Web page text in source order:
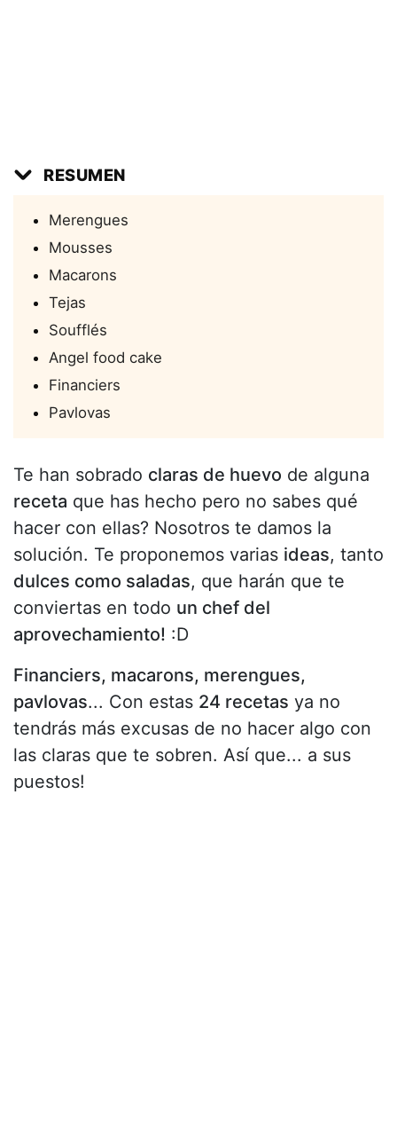
RESUMEN
Merengues
Mousses
Macarons
Tejas
Soufflés
Angel food cake
Financiers
Pavlovas
Te han sobrado claras de huevo de alguna
receta que has hecho pero no sabes qué
hacer con ellas? Nosotros te damos la
solución. Te proponemos varias ideas, tanto
dulces como saladas, que harán que te
conviertas en todo un chef del
aprovechamiento! :D
Financiers, macarons, merengues,
pavlovas... Con estas 24 recetas ya no
tendrás más excusas de no hacer algo con
las claras que te sobren. Así que... a sus
puestos!